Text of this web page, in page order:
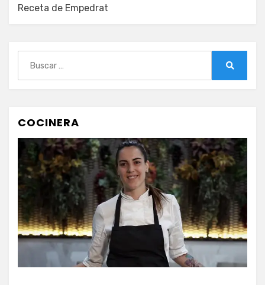
Receta de Empedrat
COCINERA